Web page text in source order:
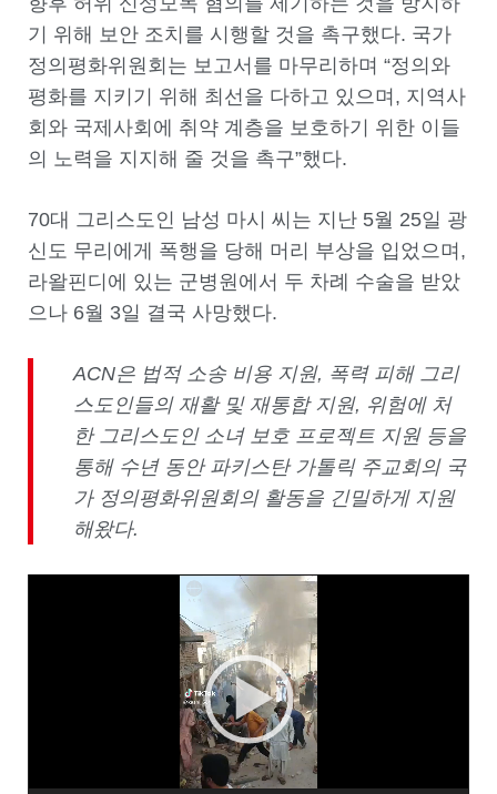
기 위해 보안 조치를 시행할 것을 촉구했다. 국가
정의평화위원회는 보고서를 마무리하며 “정의와
평화를 지키기 위해 최선을 다하고 있으며, 지역사
회와 국제사회에 취약 계층을 보호하기 위한 이들
의 노력을 지지해 줄 것을 촉구”했다.
70대 그리스도인 남성 마시 씨는 지난 5월 25일 광
신도 무리에게 폭행을 당해 머리 부상을 입었으며,
라왈핀디에 있는 군병원에서 두 차례 수술을 받았
으나 6월 3일 결국 사망했다.
ACN은 법적 소송 비용 지원, 폭력 피해 그리
스도인들의 재활 및 재통합 지원, 위험에 처
한 그리스도인 소녀 보호 프로젝트 지원 등을
통해 수년 동안 파키스탄 가톨릭 주교회의 국
가 정의평화위원회의 활동을 긴밀하게 지원
해왔다.